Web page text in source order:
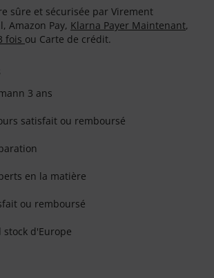
sûre et sécurisée par Virement
Amazon Pay, Klarna Payer Maintenant,
fois ou Carte de crédit.
3 ans
satisfait ou remboursé
en la matière
ou remboursé
stock d'Europe